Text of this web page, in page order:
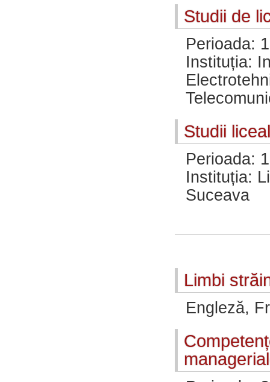
Studii de
Perioada:
Instituția:
Studii
Perioada:
Instituția:
Suceava
Limbi
Engleză,